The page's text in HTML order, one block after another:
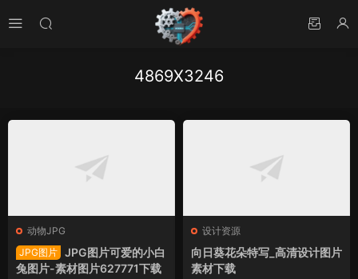
4869X3246
动物JPG
JPG图片 JPG图片可爱的小白
兔图片-素材图片627771下载
设计资源
向日葵花朵特写_高清设计图片
素材下载